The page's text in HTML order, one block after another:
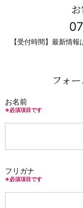
【受付時間】最新情
フォ
お名前
※必須項目です
フリガナ
※必須項目です